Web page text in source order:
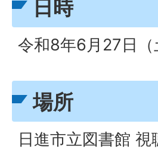
日時
令和8年6月27日
場所
日進市立図書館 視